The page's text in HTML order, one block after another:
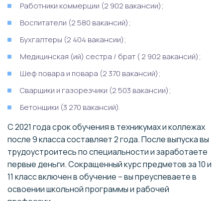
Работники коммерции (2 902 вакансии);
Воспитатели (2 580 вакансий);
Бухгалтеры (2 404 вакансии);
Медицинская (ий) сестра / брат ( 2 902 вакансий);
Шеф повара и повара (2 370 вакансий);
Сварщики и газорезчики (2 503 вакансии);
Бетонщики (3 270 вакансий).
С 2021 года срок обучения в техникумах и коллежах
после 9 класса составляет 2 года. После выпуска вы
трудоустроитесь по специальности и заработаете
первые деньги. Сокращенный курс предметов за 10 и
11 класс включен в обучение – вы преуспеваете в
освоении школьной программы и рабочей